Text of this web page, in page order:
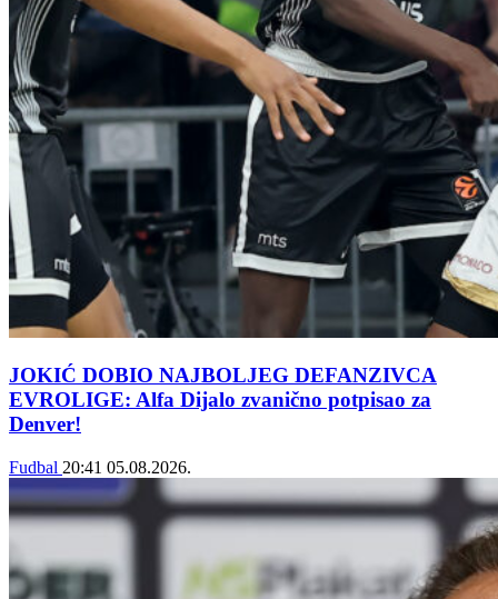
JOKIĆ DOBIO NAJBOLJEG DEFANZIVCA
EVROLIGE: Alfa Dijalo zvanično potpisao za
Denver!
Fudbal 20:41 05.08.2026.